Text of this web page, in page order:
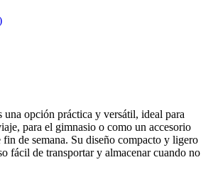
una opción práctica y versátil, ideal para
para el gimnasio o como un accesorio
fin de semana. Su diseño compacto y ligero
fácil de transportar y almacenar cuando no